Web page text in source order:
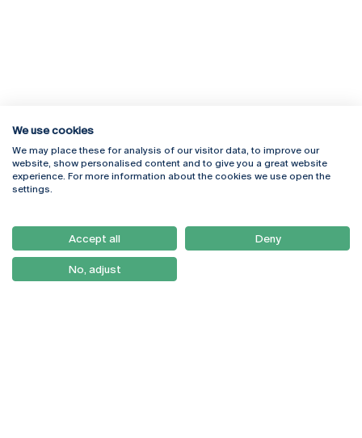
Rua Diogo Botelho 1327
4169-005 Porto
+351 226 196 240
Campus Online
Webmail
Como Chegar
Newsletter
We use cookies
We may place these for analysis of our visitor data, to improve our
website, show personalised content and to give you a great website
experience. For more information about the cookies we use open the
settings.
Accept all Deny
No, adjust